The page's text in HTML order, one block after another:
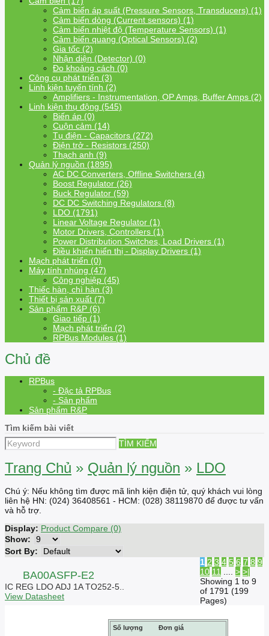
Cảm biến áp suất (Pressure Sensors, Transducers) (1)
Cảm biến dòng (Current sensors) (1)
Cảm biến nhiệt độ (Temperature Sensors) (1)
Cảm biến quang (Optical Sensors) (2)
Gia tốc (2)
Nhận diện (Detector) (0)
Đo khoảng cách (0)
Công cụ phát triển (3)
Linh kiện tuyến tính (2)
Amplifiers - Instrumentation, OP Amps, Buffer Amps (2)
Linh kiện thụ động (545)
Biến áp (0)
Cuộn cảm (14)
Tụ điện - Capacitors (272)
Điện trở - Resistors (250)
Thạch anh (9)
Quản lý nguồn (1895)
AC DC Converters, Offline Switchers (4)
Boost Regulator (26)
Buck Regulator (59)
DC DC Switching Regulators (8)
LDO (1791)
Linear Voltage Regulator (1)
Motor Drivers, Controllers (1)
Power Distribution Switches, Load Drivers (1)
Điều khiển hiển thị - Display Drivers (1)
Mạch phát triển (0)
Máy tính nhúng (47)
Công nghiệp (45)
Thiếc hàn, chì hàn (3)
Thiết bị sản xuất (7)
Sản phẩm R&P (6)
Giao tiếp (1)
Mạch phát triển (2)
RPBus Modules (1)
Chủ đề
RPBus
- Đặc tả RPBus
- Sản phẩm
Sản phẩm R&P
Tìm kiếm bài viết
TÌM KIẾM
Trang Chủ » Quản lý nguồn » LDO
Chú ý: Nếu không tìm được mã linh kiện điện tử, quý khách vui lòng
liên hệ HN: (024) 36408561 - HCM: (028) 38119870 để được tư vấn
và hỗ trợ.
Display: Product Compare (0)
Show:
Sort By:
BA00ASFP-E2
IC REG LDO ADJ 1A TO252-5..
View Datasheet
Số lượng
Đơn giá
1 2 3 4 5 6 7 8 9
10 11 > >|
Showing 1 to 9
of 1791 (199
Pages)